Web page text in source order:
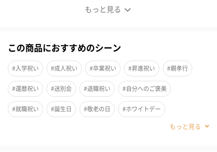
もっと見る
クリスマス限定のスペシャルパッケージ
この商品におすすめのシーン
#入学祝い #成人祝い #卒業祝い #昇進祝い #親孝行
#還暦祝い #送別会 #退職祝い #自分へのご褒美
#就職祝い #誕生日 #敬老の日 #ホワイトデー
#父の日